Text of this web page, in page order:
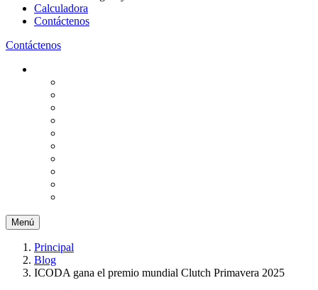
Calculadora
Contáctenos
Contáctenos
Menú
Principal
Blog
ICODA gana el premio mundial Clutch Primavera 2025